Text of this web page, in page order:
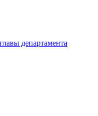
департамента